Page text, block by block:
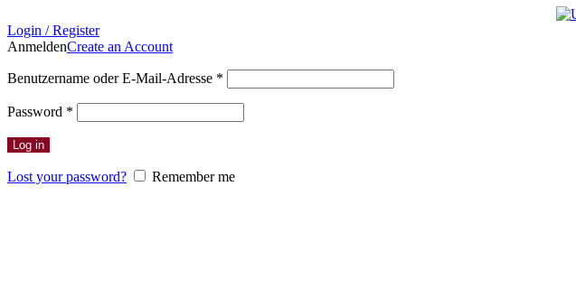
Login / Register
AnmeldenCreate an Account
Benutzername oder E-Mail-Adresse *
Password *
Log in
Lost your password? Remember me